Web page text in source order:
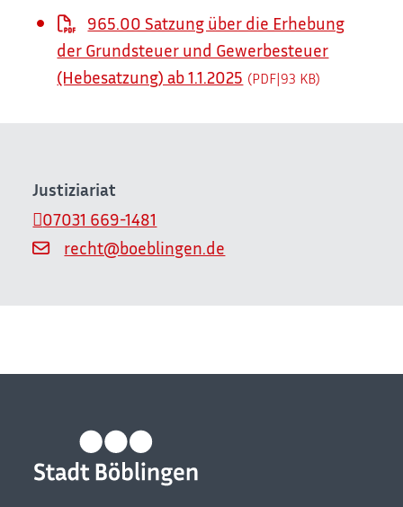
965.00 Satzung über die Erhebung
der Grundsteuer und Gewerbesteuer
(Hebesatzung) ab 1.1.2025 (PDF|93 KB)
Justiziariat
recht@boeblingen.de
07031 669-1481